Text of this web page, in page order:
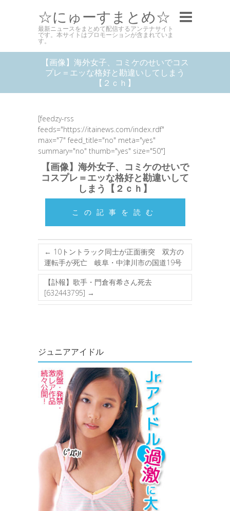
☆にゅーすまとめ☆
最新ニュースをまとめて配信するアンテナサイト
です。本サイトはプロモーションが含まれていま
す。
【画像】海外女子、コミケのせいでコス
プレ＝エッな格好と勘違いしてしまう
【２ｃｈ】
[feedzy-rss
feeds="https://itainews.com/index.rdf"
max="7" feed_title="no" meta="yes"
summary="no" thumb="yes" size="50"]
【画像】海外女子、コミケのせいで
コスプレ＝エッな格好と勘違いして
しまう【２ｃｈ】
この記事を読む
← 10トントラック同士が正面衝突 双方の
運転手が死亡 岐阜・中津川市の国道19号
【訃報】歌手・門倉有希さん死去
[632443795] →
ジュニアアイドル